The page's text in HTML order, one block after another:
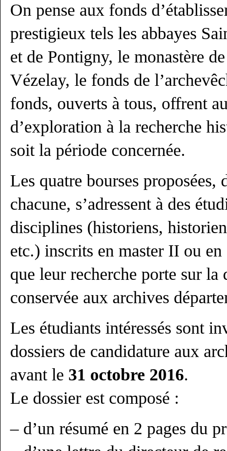
On pense aux fonds
prestigieux tels les abbayes
et de Pontigny, le monastère
Vézelay, le fonds de
fonds, ouverts à tous, offrent
d’exploration à la recherche
soit la période concernée.
Les quatre bourses proposées,
chacune, s’adressent à des
disciplines (historiens,
etc.) inscrits en master II ou
que leur recherche porte sur la
conservée aux archives
Les étudiants intéressés sont
dossiers de candidature aux
avant le 31 octobre 2016.
Le dossier est composé :
– d’un résumé en 2 pages du